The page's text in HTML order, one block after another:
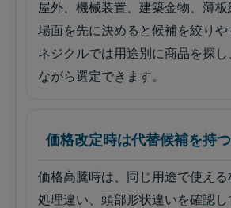
屋外、機械装置、建築金物、薄板
場面を先に決めると候補を絞りや
ネジクルでは用途別に商品を探
ながら選定できます。
価格改定時は代替候補を持つ
価格高騰時は、同じ用途で使え
処理違い、頭部形状違いを確認